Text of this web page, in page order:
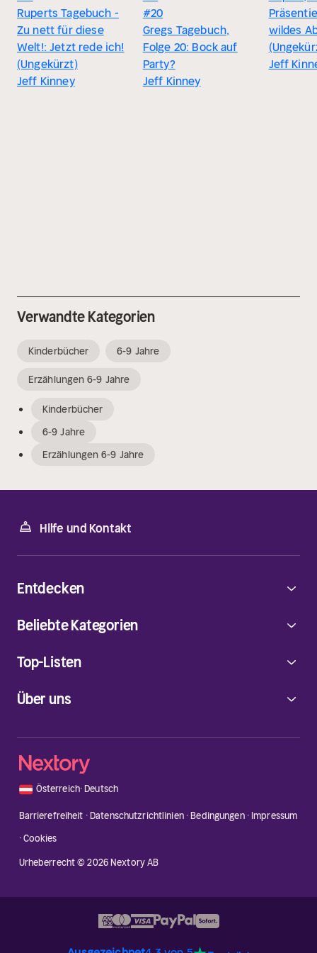
Ruperts Tagebuch -
Zu nett für diese
Welt!: Jetzt rede ich!
(Ungekürzt)
Jeff Kinney
#20
Gregs Tagebuch,
Folge 20: Bock auf
Party?
Jeff Kinney
wildes
Jeff
Verwandte Kategorien
Kinderbücher 6-9 Jahre
Erzählungen 6-9 Jahre
Kinderbücher
6-9 Jahre
Erzählungen 6-9 Jahre
Hilfe und Kontakt
Über uns
Entdecken
Beliebte Kategorien
Top-Listen
🇦🇹 Österreich·Deutsch
Barrierefreiheit ·Datenschutzrichtlinien·Bedingungen· Impressum
·Cookies
Urheberrecht © 2026 Nextory AB